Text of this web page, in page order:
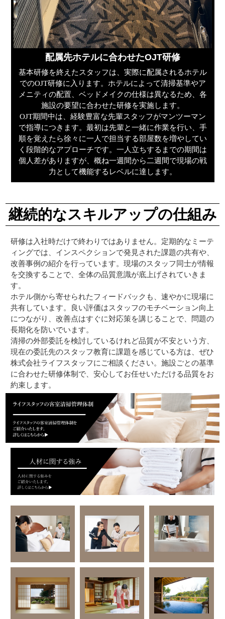
配属先ホテルに合わせたOJT研修
基本研修を終えたスタッフは、実際に配属されるホテル
でのOJT研修に入ります。ホテルによって清掃基準やア
メニティの配置、ベッドメイクの仕様は異なるため、各
施設の要望に合わせた研修を実施します。
OJT期間中は、経験豊富な先輩スタッフがマンツーマン
で指導につきます。最初は先輩と一緒に作業を行い、手
順を覚えたら徐々に一人で担当する部屋数を増やしてい
く段階的なアプローチです。一人立ちするまでの期間は
個人差がありますが、概ね一週間から二週間で現場の戦
力として機能するレベルに達します。
継続的なスキルアップの仕組み
研修は入社時だけで終わりではありません。定期的なミーテ
ィングでは、インスペクションで発見された課題の共有や、
改善事例の紹介を行っています。現場のスタッフ同士が情報
を交換することで、全体の品質意識が底上げされていきま
す。
ホテル側から寄せられたフィードバックも、速やかに現場に
共有しています。良い評価はスタッフのモチベーション向上
につながり、改善点はすぐに対応策を講じることで、問題の
長期化を防いでいます。
清掃の外部委託を検討しているけれど品質が不安という方、
現在の委託先のスタッフ教育に課題を感じている方は、ぜひ
株式会社ライフスタッフにご相談ください。施設ごとの基準
に合わせた研修体制で、安心してお任せいただける品質をお
約束します。